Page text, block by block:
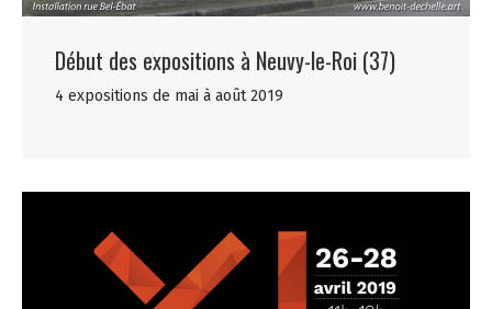
Début des expositions à Neuvy-le-Roi (37)
4 expositions de mai à août 2019